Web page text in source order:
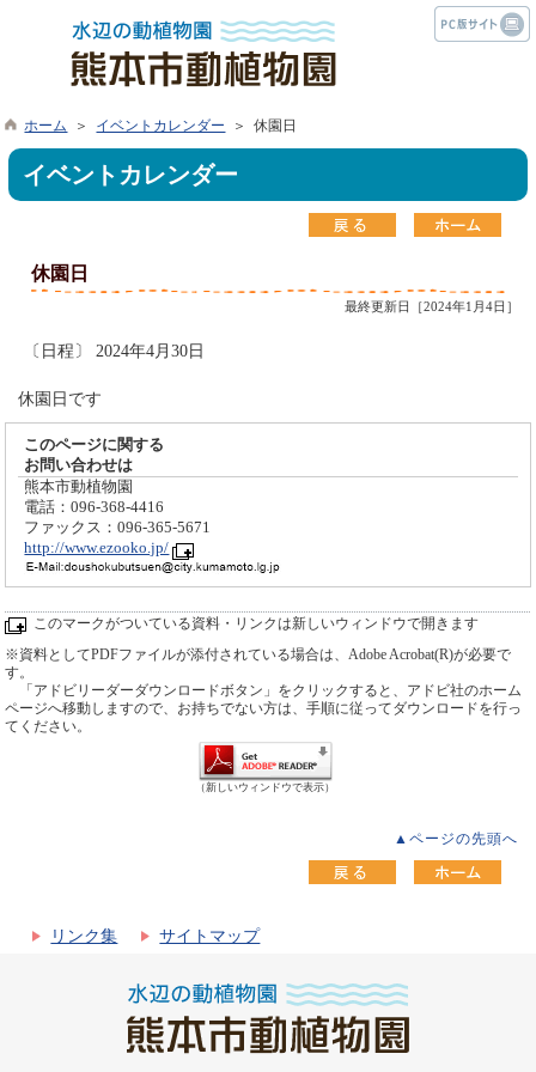
ホーム ＞ イベントカレンダー ＞ 休園日
イベントカレンダー
休園日
最終更新日［2024年1月4日］
〔日程〕 2024年4月30日
休園日です
このページに関する
お問い合わせは
熊本市動植物園
電話：096-368-4416
ファックス：096-365-5671
http://www.ezooko.jp/
このマークがついている資料・リンクは新しいウィンドウで開きます
※資料としてPDFファイルが添付されている場合は、Adobe Acrobat(R)が必要で
す。
「アドビリーダーダウンロードボタン」をクリックすると、アドビ社のホーム
ページへ移動しますので、お持ちでない方は、手順に従ってダウンロードを行っ
てください。
（新しいウィンドウで表示）
▲ページの先頭へ
リンク集 サイトマップ